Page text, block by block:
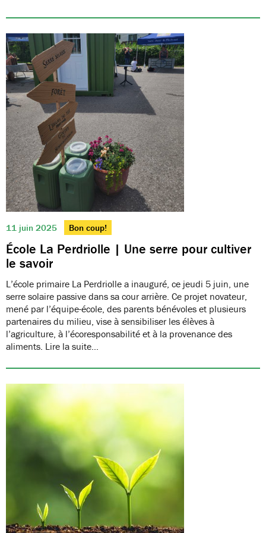
11 juin 2025 Bon coup!
École La Perdriolle | Une serre pour cultiver
le savoir
L’école primaire La Perdriolle a inauguré, ce jeudi 5 juin, une
serre solaire passive dans sa cour arrière. Ce projet novateur,
mené par l’équipe-école, des parents bénévoles et plusieurs
partenaires du milieu, vise à sensibiliser les élèves à
l’agriculture, à l’écoresponsabilité et à la provenance des
aliments. Lire la suite…